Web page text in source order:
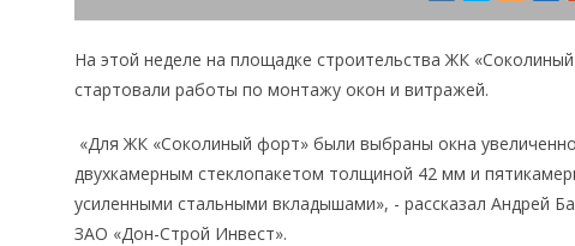
На этой неделе на площадке строительства ЖК
стартовали работы по монтажу окон и витражей.
«Для ЖК «Соколиный форт» были выбраны окна
двухкамерным стеклопакетом толщиной 42 мм и
усиленными стальными вкладышами», - рассказал Андрей
ЗАО «Дон-Строй Инвест».